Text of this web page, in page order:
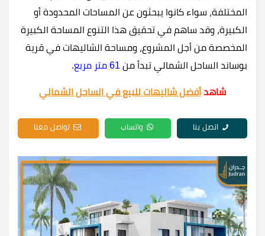
المختلفة، سواء كانوا يبحثون عن المساحات المحدودة أو
الكبيرة، وقد ساهم في تحقيق هذا التنوع المساحة الكبيرة
المخصصة من أجل المشروع، ومساحة الشاليهات في قرية
بوساند الساحل الشمالي تبدأ من 61 متر مربع .
شاهدأفضل شاليهات للبيع في الساحل الشمالي
اتصل بنا واتساب تواصل معنا